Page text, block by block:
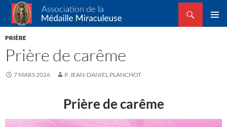
Association de la Médaille Miraculeuse
Recherche
ALLER
PRIÈRE
Prière de carême
7 MARS 2026 P. JEAN-DANIEL PLANCHOT
Prière de carême